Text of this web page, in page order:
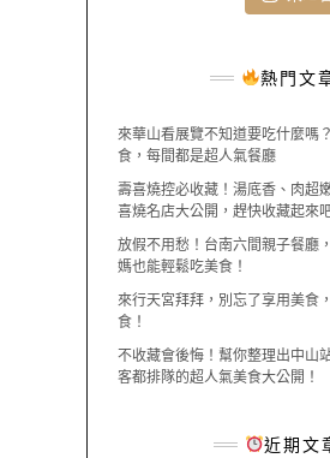
熱門文
來華山看展覽不知道要吃什麼嗎
食，每間都是超人氣餐廳
壽喜燒控必收藏！湯底香、肉超
喜燒名店大公開，趕快收藏起來
放假不用愁！台南六間親子餐廳
媽也能輕鬆吃美食！
來行天宮拜拜，別忘了享用美食
食！
不收藏會後悔！幫你整理出中山
客都排隊的超人氣美食大公開！
近期文